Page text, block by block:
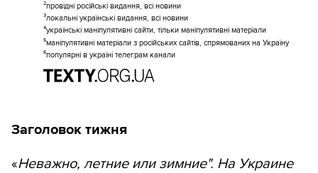
²провідні російські видання, всі новини
³локальні українські видання, всі новини
⁴українські маніпулятивні сайти, тільки маніпулятивні матеріали
⁵маніпулятивні матеріали з російських сайтів, спрямованих на Україну
⁶популярні в україні телеграм канали
Заголовок тижня
«Неважно, летние или зимние". На Украине